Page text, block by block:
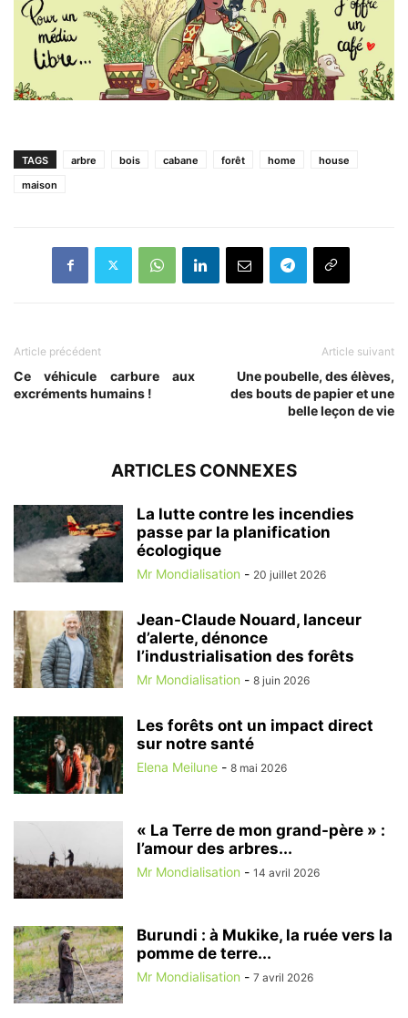
TAGS arbre bois cabane forêt home
house
maison
Article précédent
Ce véhicule carbure aux
excréments humains !
Article suivant
Une poubelle, des élèves,
des bouts de papier et une
belle leçon de vie
ARTICLES CONNEXES
La lutte contre les incendies
passe par la planification
écologique
Mr Mondialisation - 20 juillet 2026
Jean-Claude Nouard, lanceur
d’alerte, dénonce
l’industrialisation des forêts
Mr Mondialisation - 8 juin 2026
Les forêts ont un impact direct
sur notre santé
Elena Meilune - 8 mai 2026
« La Terre de mon grand-père » :
l’amour des arbres...
Mr Mondialisation - 14 avril 2026
Burundi : à Mukike, la ruée vers la
pomme de terre...
Mr Mondialisation - 7 avril 2026